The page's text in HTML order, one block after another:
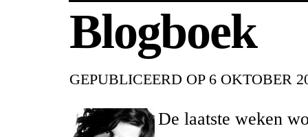
Blogboek
GEPUBLICEERD OP 6 OKTOBER
De laatste weken